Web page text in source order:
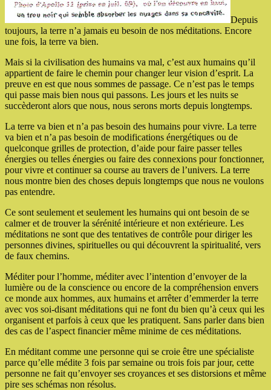
Depuis
toujours, la terre n’a jamais eu besoin de nos méditations. Encore
une fois, la terre va bien.
Mais si la civilisation des humains va mal, c’est aux humains qu’il
appartient de faire le chemin pour changer leur vision d’esprit. La
preuve en est que nous sommes de passage. Ce n’est pas le temps
qui passe mais bien nous qui passons. Les jours et les nuits se
succèderont alors que nous, nous serons morts depuis longtemps.
La terre va bien et n’a pas besoin des humains pour vivre. La terre
va bien et n’a pas besoin de modifications énergétiques ou de
quelconque grilles de protection, d’aide pour faire passer telles
énergies ou telles énergies ou faire des connexions pour fonctionner,
pour vivre et continuer sa course au travers de l’univers. La terre
nous montre bien des choses depuis longtemps que nous ne voulons
pas entendre.
Ce sont seulement et seulement les humains qui ont besoin de se
calmer et de trouver la sérénité intérieure et non extérieure. Les
méditations ne sont que des tentatives de contrôle pour diriger les
personnes divines, spirituelles ou qui découvrent la spiritualité, vers
de faux chemins.
Méditer pour l’homme, méditer avec l’intention d’envoyer de la
lumière ou de la conscience ou encore de la compréhension envers
ce monde aux hommes, aux humains et arrêter d’emmerder la terre
avec vos soi-disant méditations qui ne font du bien qu’à ceux qui les
organisent et parfois à ceux que les pratiquent. Sans parler dans bien
des cas de l’aspect financier même minime de ces méditations.
En méditant comme une personne qui se croie être une spécialiste
parce qu’elle médite 3 fois par semaine ou trois fois par jour, cette
personne ne fait qu’envoyer ses croyances et ses distorsions et même
pire ses schémas non résolus.